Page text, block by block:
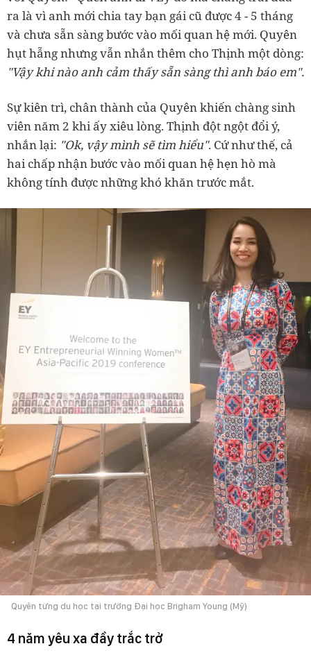
ra là vì anh mới chia tay bạn gái cũ được 4 - 5 tháng
và chưa sẵn sàng bước vào mối quan hệ mới. Quyên
hụt hẫng nhưng vẫn nhắn thêm cho Thịnh một dòng:
"Vậy khi nào anh cảm thấy sẵn sàng thì anh báo em".
Sự kiên trì, chân thành của Quyên khiến chàng sinh
viên năm 2 khi ấy xiêu lòng. Thịnh đột ngột đổi ý,
nhắn lại: "Ok, vậy mình sẽ tìm hiểu". Cứ như thế, cả
hai chấp nhận bước vào mối quan hệ hẹn hò mà
không tính được những khó khăn trước mắt.
Quyên từng du học tại trường Đại học Brigham Young (Mỹ)
4 năm yêu xa đầy trắc trở